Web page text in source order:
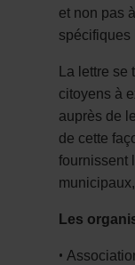
et non pas
spécifiques
La lettre
citoyens à
auprès de
de cette
fournissent
Les
•